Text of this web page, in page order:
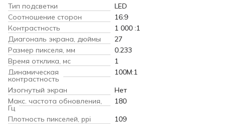
Тип подсветки
LED
Соотношение сторон
16:9
Контрастность
1 000 :1
Диагональ экрана, дюймы
27
Размер пикселя, мм
0.233
Время отклика, мс
1
Динамическая
контрастность
100M:1
Изогнутый экран
Нет
Макс. частота обновления,
Гц
180
Плотность пикселей, ppi
109